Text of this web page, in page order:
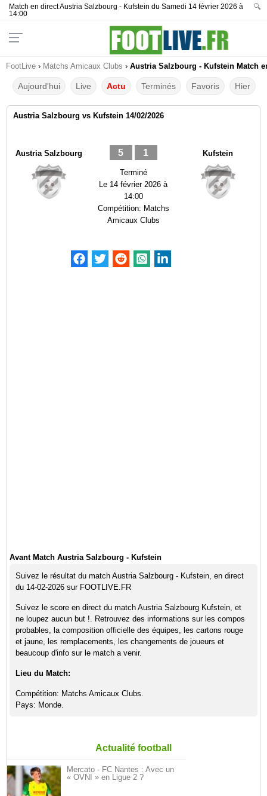
Match en direct Austria Salzbourg - Kufstein du Samedi 14 février 2026 à
14:00
🔍
FootLive › Matchs Amicaux Clubs › Austria Salzbourg - Kufstein Match
Aujourd'hui Live Actu Terminés Favoris Hier
Austria Salzbourg vs Kufstein 14/02/2026
Austria Salzbourg 5 1
Terminé
Le 14 février 2026 à
14:00
Compétition: Matchs
Amicaux Clubs
Kufstein
Avant Match Austria Salzbourg - Kufstein
Suivez le résultat du match Austria Salzbourg - Kufstein, en direct
du 14-02-2026 sur FOOTLIVE.FR
Suivez le score en direct du match Austria Salzbourg Kufstein, et
ne loupez aucun but !. Retrouvez des informations sur les compos
probables, la composition officielle des équipes, les cartons rouge
et jaune, les remplacements, les changements de joueurs et
beaucoup d'info sur le match a venir.
Lieu du Match:
Compétition: Matchs Amicaux Clubs.
Pays: Monde.
Actualité football
Mercato - FC Nantes : Avec un
« OVNI » en Ligue 2 ?